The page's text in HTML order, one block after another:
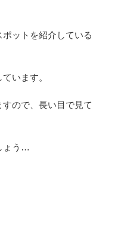
ットを紹介している
います。
ので、長い目で見て
ょう…